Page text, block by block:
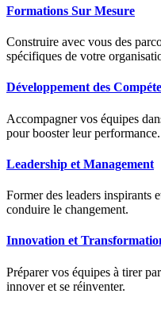
Formations Sur Mesure
Construire avec vous des
spécifiques de votre
Développement des
Accompagner vos équipes
pour booster leur performance.
Leadership et Management
Former des leaders inspirants
conduire le changement.
Innovation et
Préparer vos équipes à tirer
innover et se réinventer.